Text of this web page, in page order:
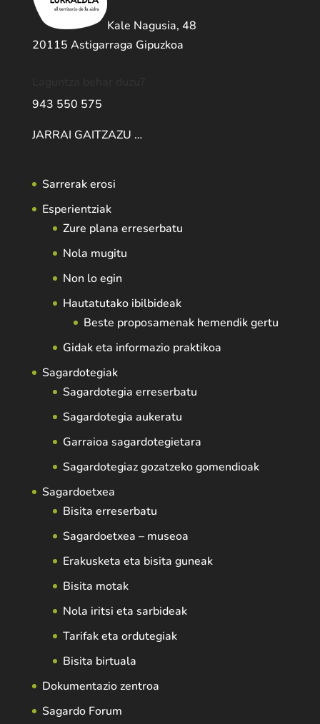
Kale Nagusia, 48
20115 Astigarraga Gipuzkoa
943 550 575
JARRAI GAITZAZU …
Sarrerak erosi
Esperientziak
Zure plana erreserbatu
Nola mugitu
Non lo egin
Hautatutako ibilbideak
Beste proposamenak hemendik gertu
Gidak eta informazio praktikoa
Sagardotegiak
Sagardotegia erreserbatu
Sagardotegia aukeratu
Garraioa sagardotegietara
Sagardotegiaz gozatzeko gomendioak
Sagardoetxea
Bisita erreserbatu
Sagardoetxea – museoa
Erakusketa eta bisita guneak
Bisita motak
Nola iritsi eta sarbideak
Tarifak eta ordutegiak
Bisita birtuala
Dokumentazio zentroa
Sagardo Forum